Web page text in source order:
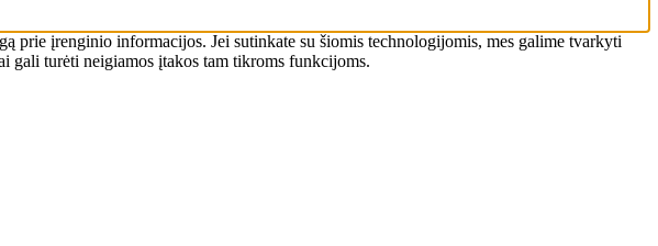
prie įrenginio informacijos. Jei sutinkate su šiomis technologijomis, mes galime tvarkyti
gali turėti neigiamos įtakos tam tikroms funkcijoms.